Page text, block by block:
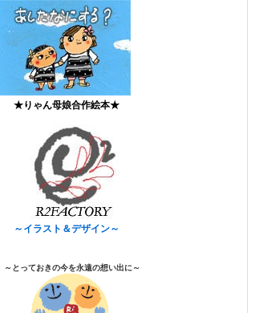
★りゃん母娘合作絵本★
～イラスト＆デザイン～
～とっておきの今を永遠の想い出に～